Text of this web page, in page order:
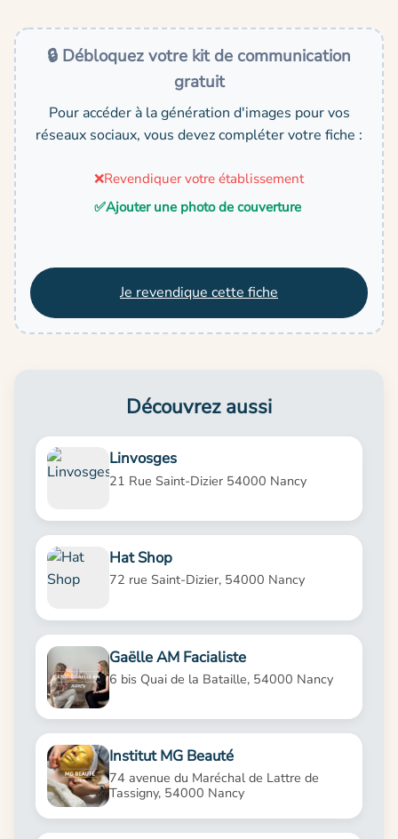
🔒 Débloquez votre kit de communication
gratuit
Pour accéder à la génération d'images pour vos
réseaux sociaux, vous devez compléter votre fiche :
❌Revendiquer votre établissement
✅Ajouter une photo de couverture
Je revendique cette fiche
Découvrez aussi
Linvosges
21 Rue Saint-Dizier 54000 Nancy
Hat Shop
72 rue Saint-Dizier, 54000 Nancy
Gaëlle AM Facialiste
6 bis Quai de la Bataille, 54000 Nancy
Institut MG Beauté
74 avenue du Maréchal de Lattre de
Tassigny, 54000 Nancy